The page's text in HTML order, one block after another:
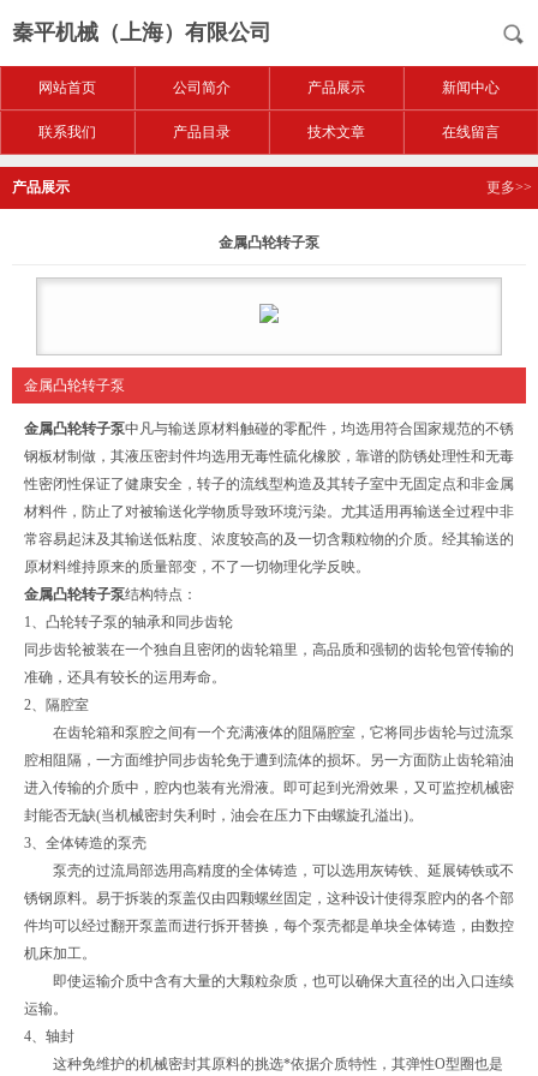
秦平机械（上海）有限公司
网站首页 公司简介 产品展示 新闻中心
联系我们 产品目录 技术文章 在线留言
产品展示 更多>>
金属凸轮转子泵
金属凸轮转子泵
金属凸轮转子泵中凡与输送原材料触碰的零配件，均选用符合国家规范的不锈
钢板材制做，其液压密封件均选用无毒性硫化橡胶，靠谱的防锈处理性和无毒
性密闭性保证了健康安全，转子的流线型构造及其转子室中无固定点和非金属
材料件，防止了对被输送化学物质导致环境污染。尤其适用再输送全过程中非
常容易起沫及其输送低粘度、浓度较高的及一切含颗粒物的介质。经其输送的
原材料维持原来的质量部变，不了一切物理化学反映。
金属凸轮转子泵结构特点：
1、凸轮转子泵的轴承和同步齿轮
同步齿轮被装在一个独自且密闭的齿轮箱里，高品质和强韧的齿轮包管传输的
准确，还具有较长的运用寿命。
2、隔腔室
在齿轮箱和泵腔之间有一个充满液体的阻隔腔室，它将同步齿轮与过流泵
腔相阻隔，一方面维护同步齿轮免于遭到流体的损坏。另一方面防止齿轮箱油
进入传输的介质中，腔内也装有光滑液。即可起到光滑效果，又可监控机械密
封能否无缺(当机械密封失利时，油会在压力下由螺旋孔溢出)。
3、全体铸造的泵壳
泵壳的过流局部选用高精度的全体铸造，可以选用灰铸铁、延展铸铁或不
锈钢原料。易于拆装的泵盖仅由四颗螺丝固定，这种设计使得泵腔内的各个部
件均可以经过翻开泵盖而进行拆开替换，每个泵壳都是单块全体铸造，由数控
机床加工。
即使运输介质中含有大量的大颗粒杂质，也可以确保大直径的出入口连续
运输。
4、轴封
这种免维护的机械密封其原料的挑选*依据介质特性，其弹性O型圈也是